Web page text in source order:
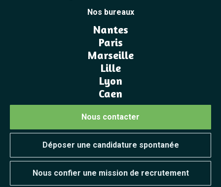
Nos bureaux
Nantes
Paris
Marseille
Lille
Lyon
Caen
Nous contacter
Déposer une candidature spontanée
Nous confier une mission de recrutement